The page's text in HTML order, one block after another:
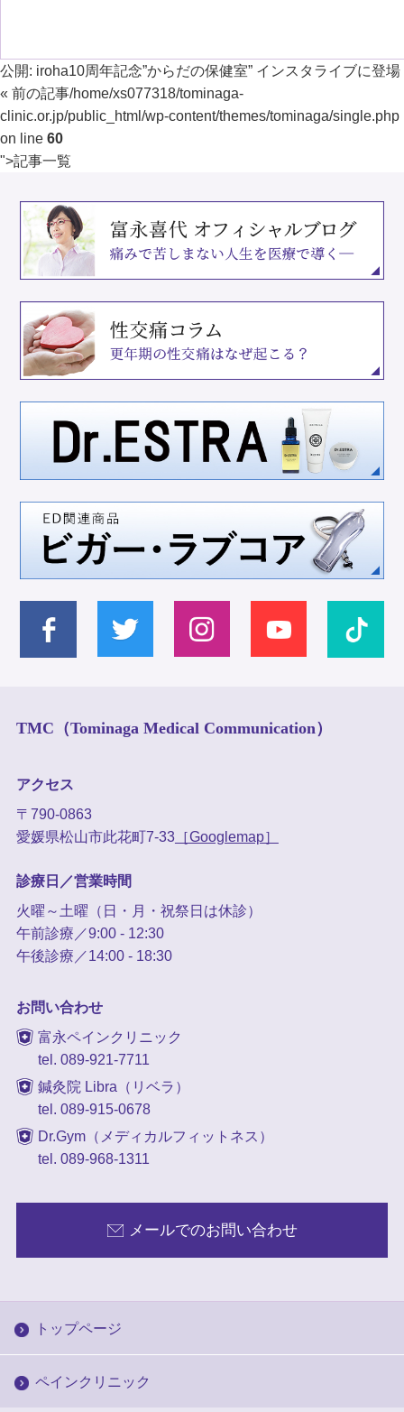
公開: iroha10周年記念”からだの保健室” インスタライブに登場
« 前の記事/home/xs077318/tominaga-
clinic.or.jp/public_html/wp-content/themes/tominaga/single.php
on line 60
">記事一覧
TMC（Tominaga Medical Communication）
アクセス
〒790-0863
愛媛県松山市此花町7-33［Googlemap］
診療日／営業時間
火曜～土曜（日・月・祝祭日は休診）
午前診療／9:00 - 12:30
午後診療／14:00 - 18:30
お問い合わせ
富永ペインクリニック
tel. 089-921-7711
鍼灸院 Libra（リベラ）
tel. 089-915-0678
Dr.Gym（メディカルフィットネス）
tel. 089-968-1311
メールでのお問い合わせ
トップページ
ペインクリニック